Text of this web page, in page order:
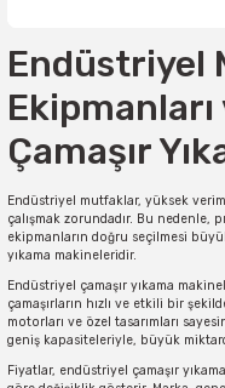
Endüstriyel
Ekipmanları
Çamaşır
Endüstriyel mutfaklar, yüksek
çalışmak zorundadır. Bu
ekipmanların doğru seçilmesi
yıkama makineleridir.
Endüstriyel çamaşır yıkama
çamaşırların hızlı ve etkili bir
motorları ve özel tasarımları
geniş kapasiteleriyle, büyük
Fiyatlar, endüstriyel çamaşır